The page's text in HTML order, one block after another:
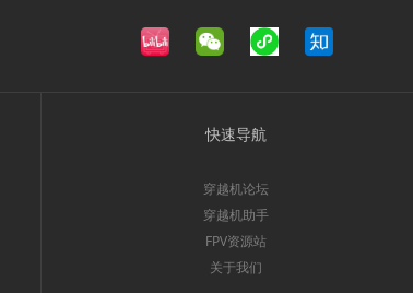
快速导航
穿越机论坛
穿越机助手
FPV资源站
关于我们